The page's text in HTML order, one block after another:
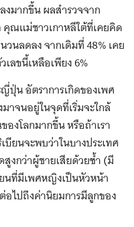
มากขึ้น ผลสำรวจจาก
ณแม่ชาวเกาหลีใต้ที่เคยคิด
นลดลง จากเดิมที่ 48% เคย
ลขนี้เหลือเพียง 6%
น อัตราการเกิดของเพศ
าจนอยู่ในจุดที่เริ่มจะใกล้
งโลกมากขึ้น หรือถ้าเรา
ยนจะพบว่าในบางประเทศ
งกว่าผู้ชายเสียด้วยซ้ำ (มี
นที่มีเพศหญิงเป็นหัวหน้า
ไปถึงค่านิยมการมีลูกของ